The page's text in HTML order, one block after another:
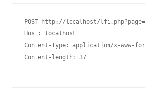
POST http://localhost/
Host: localhost
Content-Type: application/x-www-
Content-length: 37